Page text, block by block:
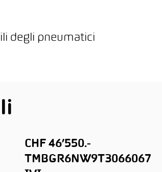
degli pneumatici
CHF 46’550.-
TMBGR6NW9T3066067